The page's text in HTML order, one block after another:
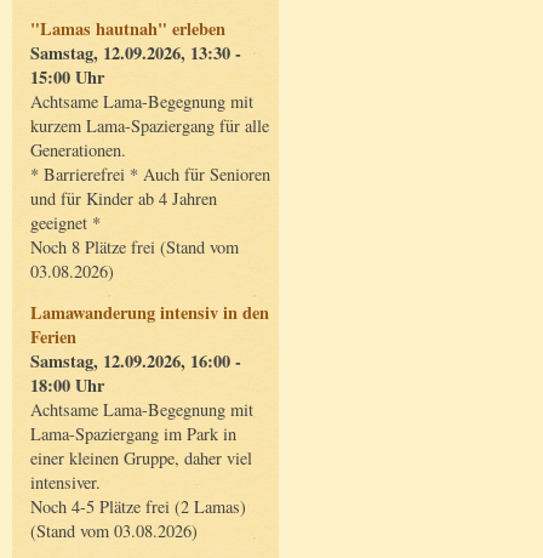
"Lamas hautnah" erleben
Samstag, 12.09.2026, 13:30 -
15:00 Uhr
Achtsame Lama-Begegnung mit
kurzem Lama-Spaziergang für alle
Generationen.
* Barrierefrei * Auch für Senioren
und für Kinder ab 4 Jahren
geeignet *
Noch 8 Plätze frei (Stand vom
03.08.2026)
Lamawanderung intensiv in den
Ferien
Samstag, 12.09.2026, 16:00 -
18:00 Uhr
Achtsame Lama-Begegnung mit
Lama-Spaziergang im Park in
einer kleinen Gruppe, daher viel
intensiver.
Noch 4-5 Plätze frei (2 Lamas)
(Stand vom 03.08.2026)